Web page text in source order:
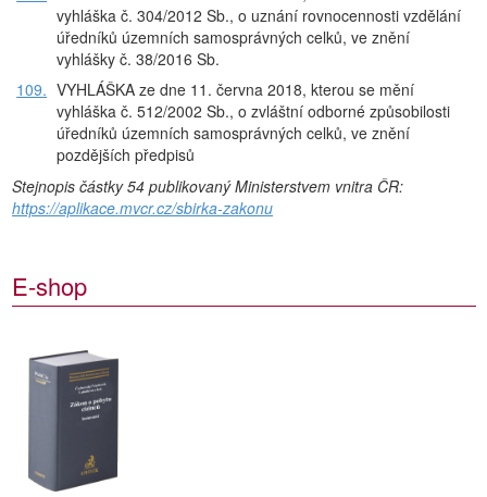
vyhláška č. 304/2012 Sb., o uznání rovnocennosti vzdělání
úředníků územních samosprávných celků, ve znění
vyhlášky č. 38/2016 Sb.
109. VYHLÁŠKA ze dne 11. června 2018, kterou se mění
vyhláška č. 512/2002 Sb., o zvláštní odborné způsobilosti
úředníků územních samosprávných celků, ve znění
pozdějších předpisů
Stejnopis částky 54 publikovaný Ministerstvem vnitra ČR:
https://aplikace.mvcr.cz/sbirka-zakonu
E-shop